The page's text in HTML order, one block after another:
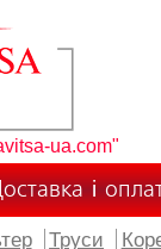
ua.com"
і
Труси